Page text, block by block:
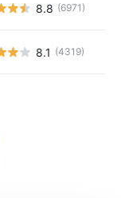
8.8 (6971)
8.1 (4319)